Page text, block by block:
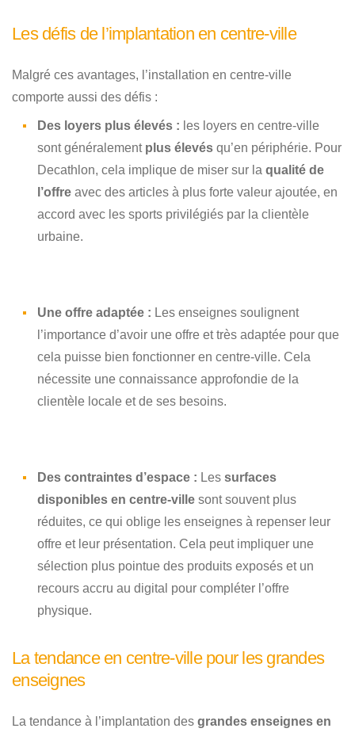
Les défis de l’implantation en centre-ville
Malgré ces avantages, l’installation en centre-ville
comporte aussi des défis :
Des loyers plus élevés : les loyers en centre-ville
sont généralement plus élevés qu’en périphérie. Pour
Decathlon, cela implique de miser sur la qualité de
l’offre avec des articles à plus forte valeur ajoutée, en
accord avec les sports privilégiés par la clientèle
urbaine.
Une offre adaptée : Les enseignes soulignent
l’importance d’avoir une offre et très adaptée pour que
cela puisse bien fonctionner en centre-ville. Cela
nécessite une connaissance approfondie de la
clientèle locale et de ses besoins.
Des contraintes d’espace : Les surfaces
disponibles en centre-ville sont souvent plus
réduites, ce qui oblige les enseignes à repenser leur
offre et leur présentation. Cela peut impliquer une
sélection plus pointue des produits exposés et un
recours accru au digital pour compléter l’offre
physique.
La tendance en centre-ville pour les grandes
enseignes
La tendance à l’implantation des grandes enseignes en